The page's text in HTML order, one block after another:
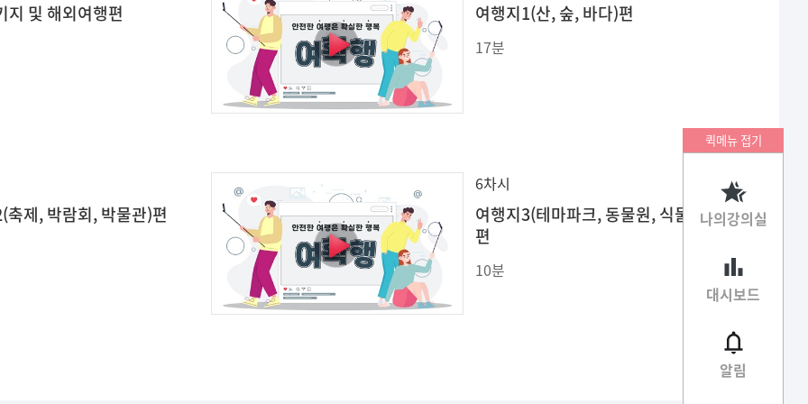
지 및 해외여행편 여행지1(산, 숲, 바다)편
17분
축제, 박람회, 박물관)편
6차시
여행지3(테마파크, 동물원, 식물원)
편
10분
퀵메뉴 접기
나의강의실
대시보드
알림